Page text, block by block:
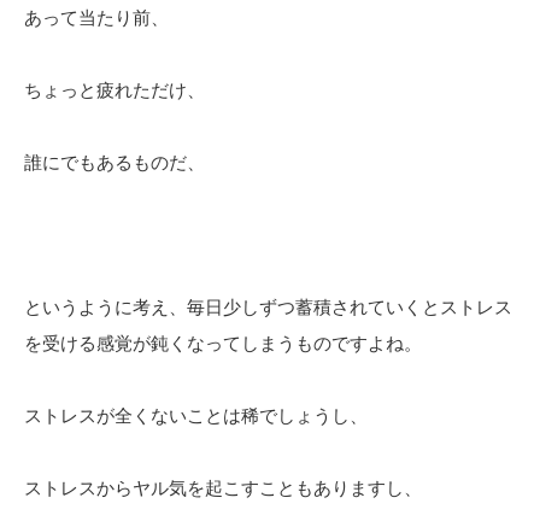
あって当たり前、
ちょっと疲れただけ、
誰にでもあるものだ、
というように考え、毎日少しずつ蓄積されていくとストレス
を受ける感覚が鈍くなってしまうものですよね。
ストレスが全くないことは稀でしょうし、
ストレスからヤル気を起こすこともありますし、